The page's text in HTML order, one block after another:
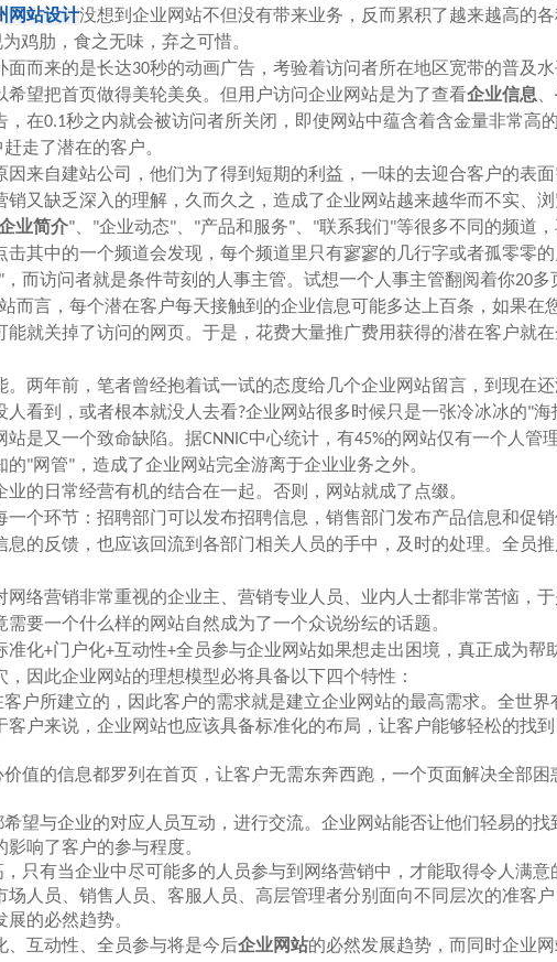
网站设计没想到企业网站不但没有带来业务，反而累积了越来越高的
鸡肋，食之无味，弃之可惜。
而来的是长达30秒的动画广告，考验着访问者所在地区宽带的普及
希望把首页做得美轮美奂。但用户访问企业网站是为了查看企业信息、
，在0.1秒之内就会被访问者所关闭，即使网站中蕴含着含金量非常高
走了潜在的客户。
来自建站公司，他们为了得到短期的利益，一味的去迎合客户的表
又缺乏深入的理解，久而久之，造成了企业网站越来越华而不实、浏
业简介"、"企业动态"、"产品和服务"、"联系我们"等很多不同的频道
其中的一个频道会发现，每个频道里只有寥寥的几行字或者孤零零
而访问者就是条件苛刻的人事主管。试想一个人事主管翻阅着你20
而言，每个潜在客户每天接触到的企业信息可能多达上百条，如果在
能就关掉了访问的网页。于是，花费大量推广费用获得的潜在客户就
两年前，笔者曾经抱着试一试的态度给几个企业网站留言，到现在
看到，或者根本就没人去看?企业网站很多时候只是一张冷冰冰的"海
是又一个致命缺陷。据CNNIC中心统计，有45%的网站仅有一个人管
"网管"，造成了企业网站完全游离于企业业务之外。
的日常经营有机的结合在一起。否则，网站就成了点缀。
个环节：招聘部门可以发布招聘信息，销售部门发布产品信息和促
息的反馈，也应该回流到各部门相关人员的手中，及时的处理。全员
络营销非常重视的企业主、营销专业人员、业内人士都非常苦恼，
要一个什么样的网站自然成为了一个众说纷纭的话题。
化+门户化+互动性+全员参与企业网站如果想走出困境，真正成为帮
因此企业网站的理想模型必将具备以下四个特性：
户所建立的，因此客户的需求就是建立企业网站的最高需求。全世
客户来说，企业网站也应该具备标准化的布局，让客户能够轻松的找
值的信息都罗列在首页，让客户无需东奔西跑，一个页面解决全部困
希望与企业的对应人员互动，进行交流。企业网站能否让他们轻易的
响了客户的参与程度。
，只有当企业中尽可能多的人员参与到网络营销中，才能取得令人满
场人员、销售人员、客服人员、高层管理者分别面向不同层次的准客
的必然趋势。
互动性、全员参与将是今后企业网站的必然发展趋势，而同时企业